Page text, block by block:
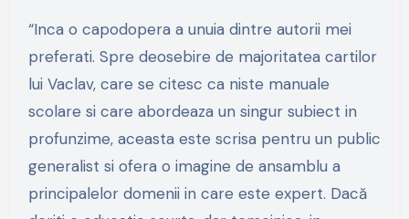
“Inca o capodopera a unuia dintre autorii mei
preferati. Spre deosebire de majoritatea cartilor
lui Vaclav, care se citesc ca niste manuale
scolare si care abordeaza un singur subiect in
profunzime, aceasta este scrisa pentru un public
generalist si ofera o imagine de ansamblu a
principalelor domenii in care este expert. Dacă